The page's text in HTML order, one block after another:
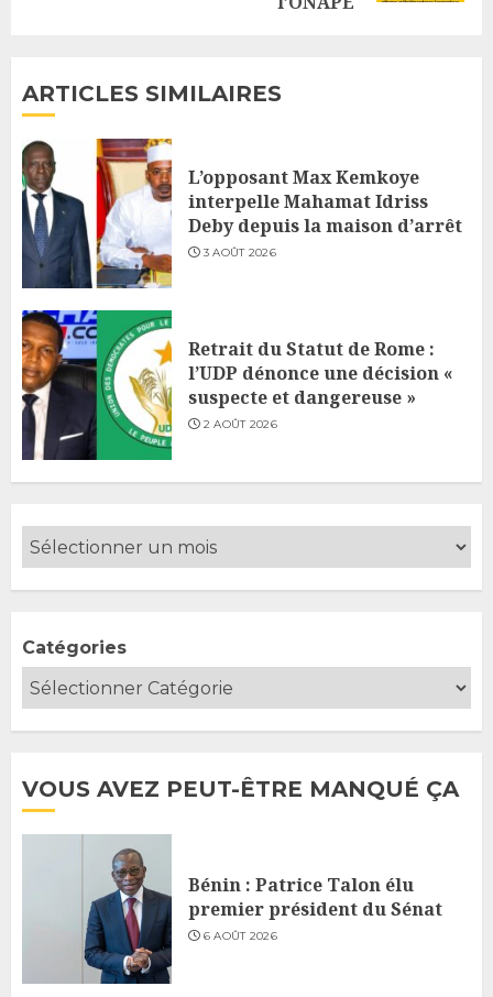
ARTICLES SIMILAIRES
L’opposant Max Kemkoye
interpelle Mahamat Idriss
Deby depuis la maison d’arrêt
3 AOÛT 2026
Retrait du Statut de Rome :
l’UDP dénonce une décision «
suspecte et dangereuse »
2 AOÛT 2026
Catégories
VOUS AVEZ PEUT-ÊTRE MANQUÉ ÇA
Bénin : Patrice Talon élu
premier président du Sénat
6 AOÛT 2026